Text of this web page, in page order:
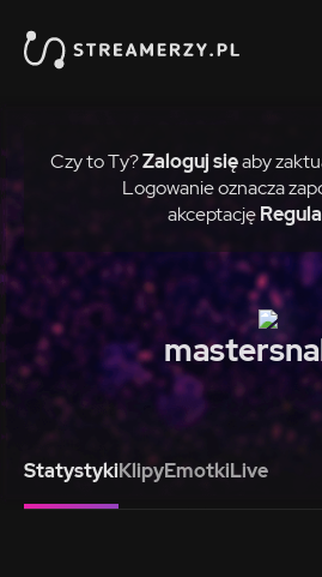
Czy to Ty?Zaloguj sięaby
Logowanie oznacza
akceptację
StatystykiKlipyEmotkiLive